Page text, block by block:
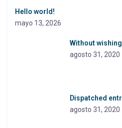
Hello world!
mayo 13, 2026
Without
agosto 31, 2020
Dispatched
agosto 31, 2020